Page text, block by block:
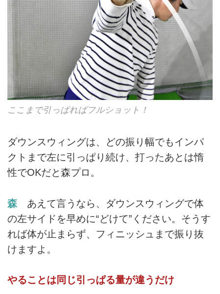
ここまで引っぱればフルショット！
ダウンスウィングは、どの振り幅でもインパ
クトまで左に引っぱり続け、打ったあとは惰
性でOKだと森プロ。
森 あえて言うなら、ダウンスウィングで体
の左サイドを早めに“どけて”ください。そうす
れば体が止まらず、フィニッシュまで振り抜
けますよ。
やることは同じ引っぱる量が違うだけ